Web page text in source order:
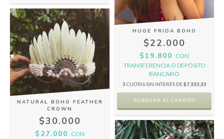
HUGE FRIDA BOHO
$22.000
$19.800 CON
TRANSFERENCIA O DEPÓSITO
BANCARIO
3 CUOTAS SIN INTERÉS DE$7.333,33
NATURAL BOHO FEATHER
CROWN
$30.000
$27.000 CON